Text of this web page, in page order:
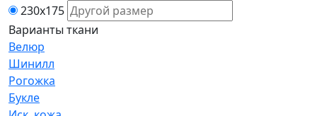
230х175
Варианты ткани
Велюр
Шинилл
Рогожка
Букле